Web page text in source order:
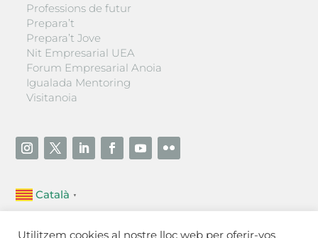
Professions de futur
Prepara’t
Prepara’t Jove
Nit Empresarial UEA
Forum Empresarial Anoia
Igualada Mentoring
Visitanoia
Català ▼
Unió Empresarial de l’Anoia (UEA)
Utilitzem cookies al nostre lloc web per oferir-vos